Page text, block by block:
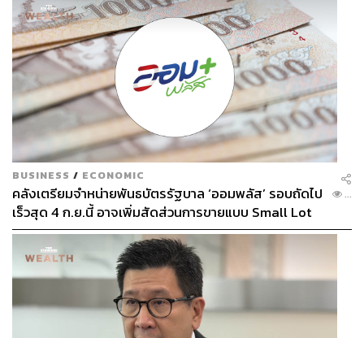
BUSINESS / ECONOMIC
คลังเตรียมจำหน่ายพันธบัตรรัฐบาล ‘ออมพลัส’ รอบถัดไป
เร็วสุด 4 ก.ย.นี้ อาจเพิ่มสัดส่วนการขายแบบ Small Lot
First มากขึ้น
...